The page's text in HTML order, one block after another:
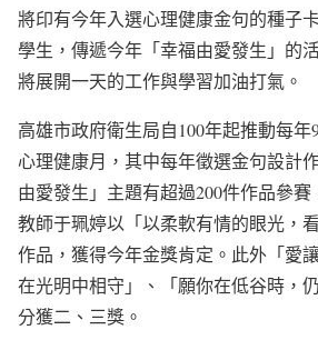
將印有今年入選心理健康金句的種子
學生，傳遞今年「幸福由愛發生」的
將展開一天的工作與學習加油打氣。
高雄市政府衛生局自100年起推動每年
心理健康月，其中每年徵選金句設計
由愛發生」主題有超過200件作品參
教師于珮婷以「以柔軟有情的眼光，
作品，獲得今年金獎肯定。此外「愛
在光明中相守」、「願你在低谷時，
分獲二、三獎。